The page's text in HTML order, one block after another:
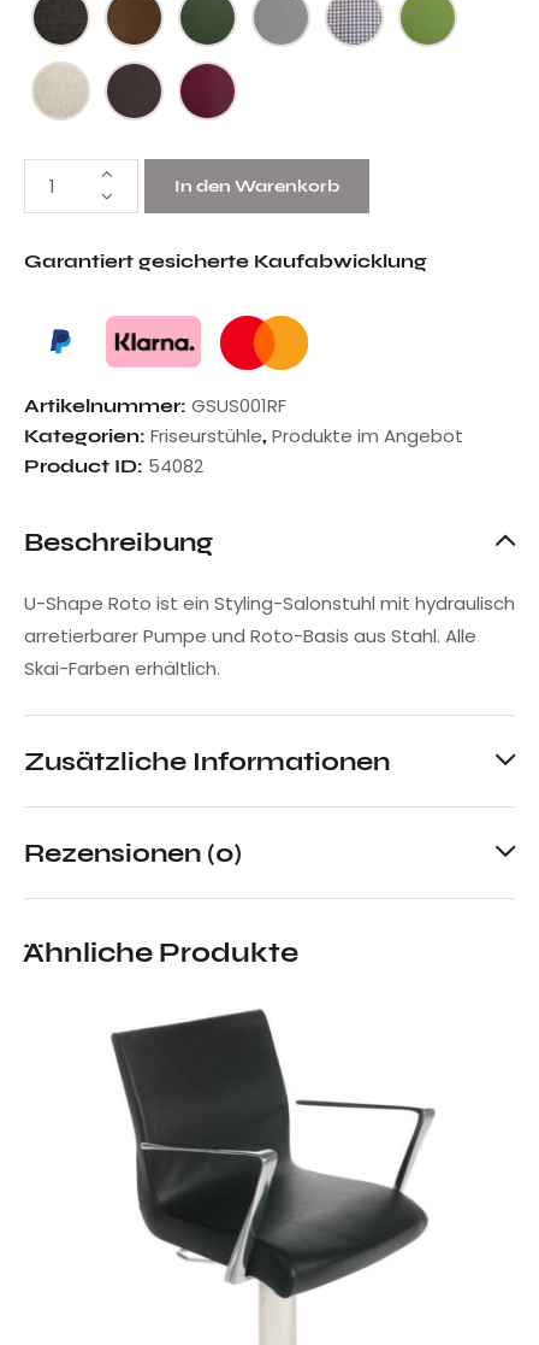
In den Warenkorb
Garantiert gesicherte Kaufabwicklung
Artikelnummer: GSUS001RF
Kategorien: Friseurstühle, Produkte im Angebot
Product ID: 54082
Beschreibung
U-Shape Roto ist ein Styling-Salonstuhl mit hydraulisch
arretierbarer Pumpe und Roto-Basis aus Stahl. Alle
Skai-Farben erhältlich.
Zusätzliche Informationen
Rezensionen (0)
Ähnliche Produkte